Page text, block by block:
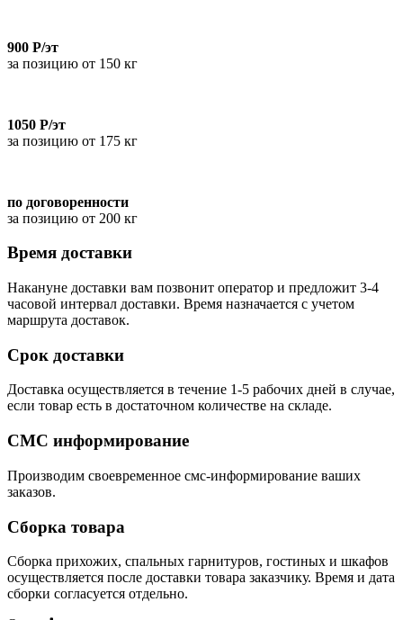
900 Р/эт
за позицию от 150 кг
1050 Р/эт
за позицию от 175 кг
по договоренности
за позицию от 200 кг
Время доставки
Накануне доставки вам позвонит оператор и предложит 3-4
часовой интервал доставки. Время назначается с учетом
маршрута доставок.
Срок доставки
Доставка осуществляется в течение 1-5 рабочих дней в случае,
если товар есть в достаточном количестве на складе.
СМС информирование
Производим своевременное смс-информирование ваших
заказов.
Сборка товара
Сборка прихожих, спальных гарнитуров, гостиных и шкафов
осуществляется после доставки товара заказчику. Время и дата
сборки согласуется отдельно.